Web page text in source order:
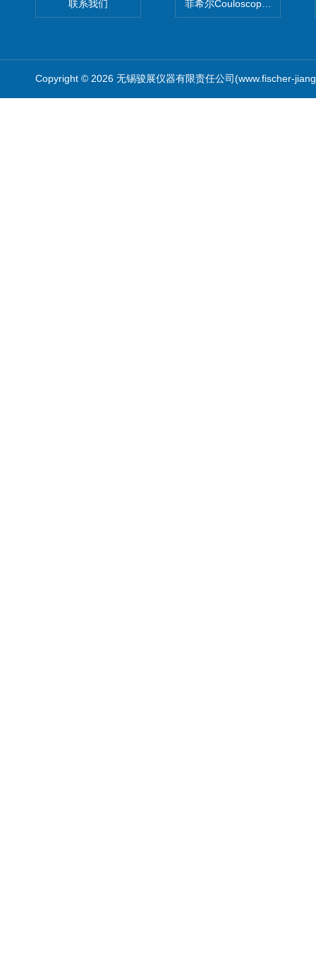
联系我们 菲希尔Couloscope CMS2电
Copyright © 2026 无锡骏展仪器有限责任公司(www.fischer-